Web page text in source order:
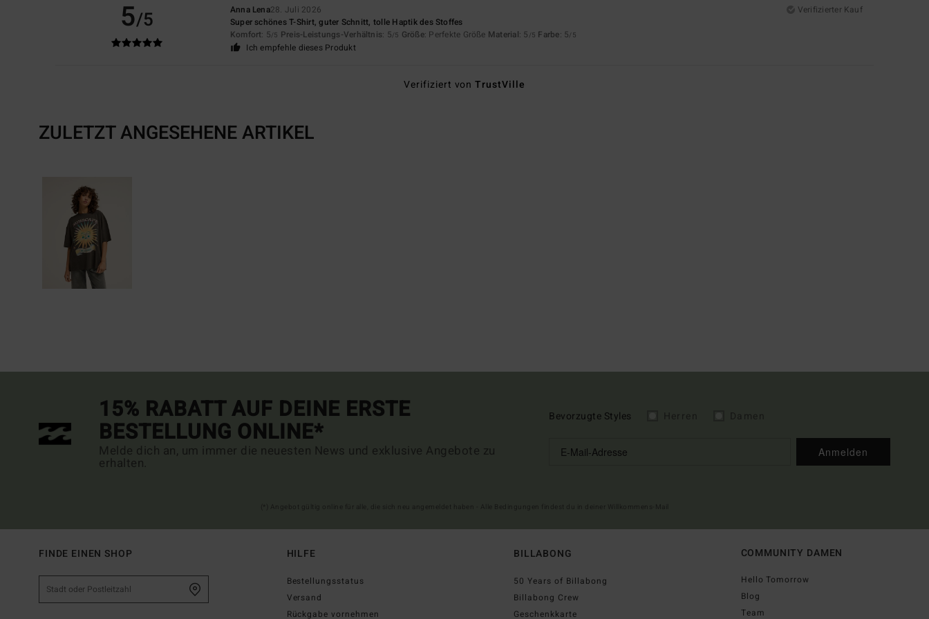
5/5 Anna Lena28. Juli 2026
Verifizierter Kauf
Super schönes T-Shirt, guter Schnitt, tolle Haptik des Stoffes
Komfort: 5/5 Preis-Leistungs-Verhältnis: 5/5 Größe: Perfekte Größe Material: 5 /5 Farbe: 5/5
Ich empfehle dieses Produkt
Verifiziert vonTrustVille
ZULETZT ANGESEHENE ARTIKEL
15% RABATT AUF DEINE ERSTE
BESTELLUNG ONLINE*
Melde dich an, um immer die neuesten News und exklusive Angebote zu
erhalten.
Bevorzugte Styles
Anmelden
FINDE EINEN SHOP HILFE
Bestellungsstatus
Versand
Rückgabe vornehmen
BILLABONG
50 Years of Billabong
Billabong Crew
Geschenkkarte
COMMUNITY DAMEN
Hello Tomorrow
Blog
Team